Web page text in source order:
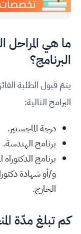
ما هي المراحل
البرنامج؟
يتمّ قبول الطلبة
البرامج التالية:
درجة الماجستير.
برنامج الهندسة.
برنامج
و/أو شهادة
الخارج.
كم تبلغ مدّة